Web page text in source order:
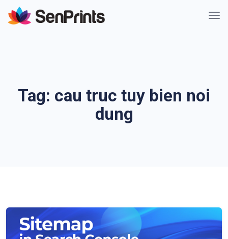
Tag: cau truc tuy bien noi
dung